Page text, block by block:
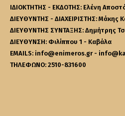
ΙΔΙΟΚΤΗΤΗΣ - ΕΚΔΟΤΗΣ: Ελένη
ΔΙΕΥΘΥΝΤΗΣ - ΔΙΑΧΕΙΡΙΣΤΗΣ: Μάκης
ΔΙΕΥΘΥΝΤΗΣ ΣΥΝΤΑΞΗΣ: Δημήτρης
ΔΙΕΥΘΥΝΣΗ: Φιλίππου 1 - Καβάλα
EMAILS: info@enimeros.gr -
ΤΗΛΕΦΩΝΟ: 2510-831600